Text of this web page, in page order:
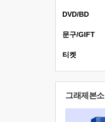
DVD/BD
문구/GIFT
티켓
그래제본소